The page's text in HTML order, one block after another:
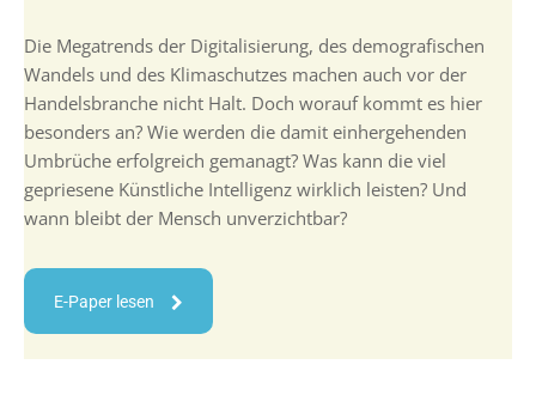
Die Megatrends der Digitalisierung, des demografischen
Wandels und des Klimaschutzes machen auch vor der
Handelsbranche nicht Halt. Doch worauf kommt es hier
besonders an? Wie werden die damit einhergehenden
Umbrüche erfolgreich gemanagt? Was kann die viel
gepriesene Künstliche Intelligenz wirklich leisten? Und
wann bleibt der Mensch unverzichtbar?
E-Paper lesen